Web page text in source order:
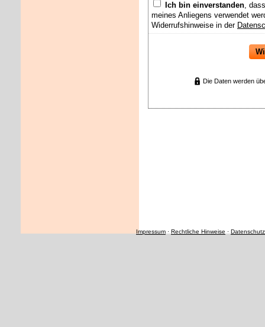
Ich bin einverstanden,
meines Anliegens verwendet
Widerrufshinweise in der
Die Daten werden
Impressum · Rechtliche Hinweise · Datenschutz